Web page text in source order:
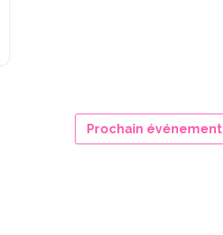
Prochain événement